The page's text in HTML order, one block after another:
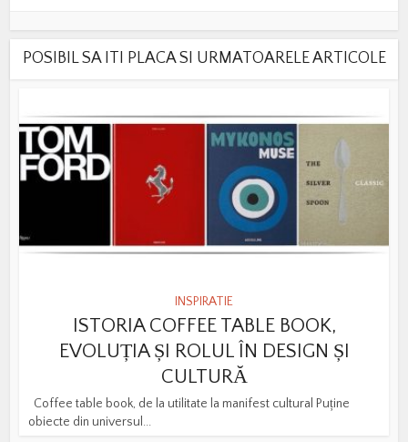
POSIBIL SA ITI PLACA SI URMATOARELE ARTICOLE
INSPIRATIE
ISTORIA COFFEE TABLE BOOK,
EVOLUȚIA ȘI ROLUL ÎN DESIGN ȘI
CULTURĂ
Coffee table book, de la utilitate la manifest cultural Puține
obiecte din universul...